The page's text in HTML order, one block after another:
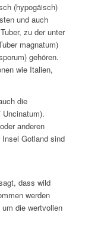
(hypogäisch)
und auch
zu der unter
magnatum)
gehören.
wie Italien,
die
Uncinatum).
anderen
Gotland sind
dass wild
werden
die wertvollen